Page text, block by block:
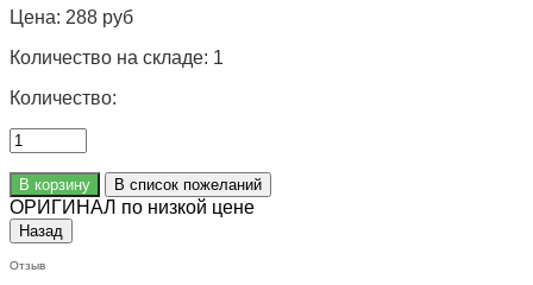
Цена: 288 руб
Количество на складе: 1
Количество:
ОРИГИНАЛ по низкой цене
Отзыв